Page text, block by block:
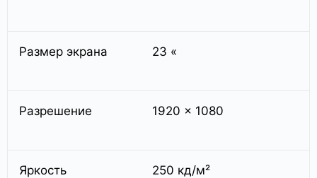
Размер экрана 23 «
Разрешение 1920 x 1080
Яркость 250 кд/м²